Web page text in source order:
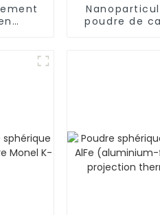
4 de
poudre de